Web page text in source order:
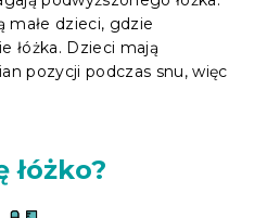
małe dzieci, gdzie
łóżka. Dzieci mają
pozycji podczas snu, więc